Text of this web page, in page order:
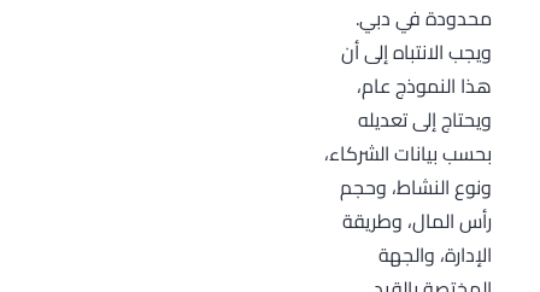
محدودة في دبي.
ويجب الانتباه إلى أن
هذا النموذج عام،
ويحتاج إلى تعديله
بحسب بيانات الشركاء،
ونوع النشاط، وحجم
رأس المال، وطريقة
الإدارة، والجهة